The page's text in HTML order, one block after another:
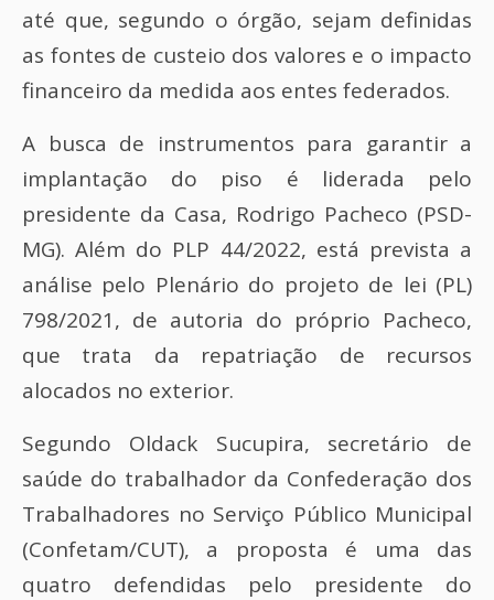
até que, segundo o órgão, sejam definidas
as fontes de custeio dos valores e o impacto
financeiro da medida aos entes federados.
A busca de instrumentos para garantir a
implantação do piso é liderada pelo
presidente da Casa, Rodrigo Pacheco (PSD-
MG). Além do PLP 44/2022, está prevista a
análise pelo Plenário do projeto de lei (PL)
798/2021, de autoria do próprio Pacheco,
que trata da repatriação de recursos
alocados no exterior.
Segundo Oldack Sucupira, secretário de
saúde do trabalhador da Confederação dos
Trabalhadores no Serviço Público Municipal
(Confetam/CUT), a proposta é uma das
quatro defendidas pelo presidente do